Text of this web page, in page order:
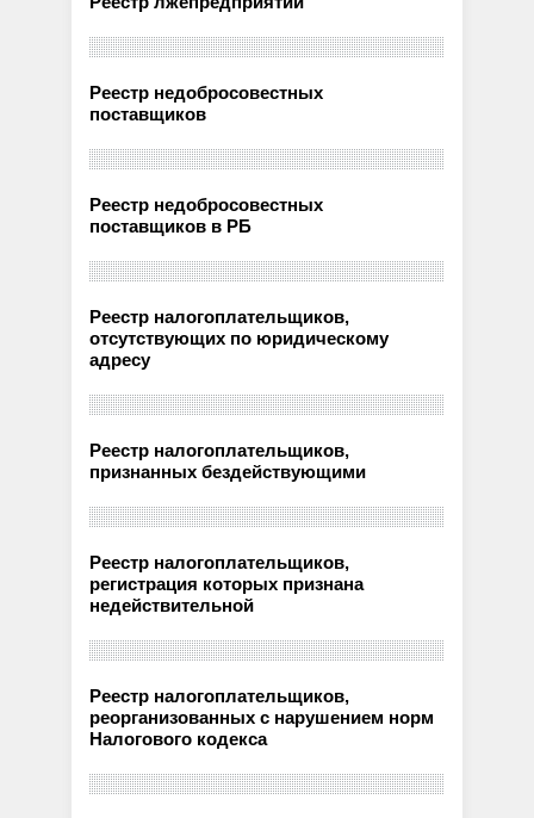
Реестр недобросовестных
поставщиков
Реестр недобросовестных
поставщиков в РБ
Реестр налогоплательщиков,
отсутствующих по юридическому
адресу
Реестр налогоплательщиков,
признанных бездействующими
Реестр налогоплательщиков,
регистрация которых признана
недействительной
Реестр налогоплательщиков,
реорганизованных с нарушением норм
Налогового кодекса